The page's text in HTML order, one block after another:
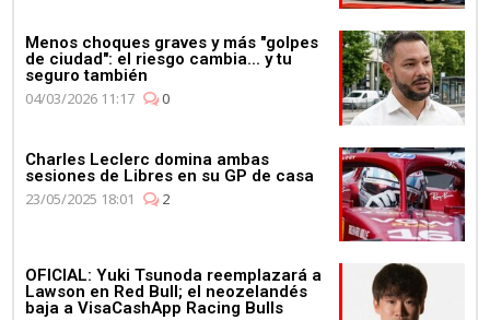
Menos choques graves y más "golpes
de ciudad": el riesgo cambia... y tu
seguro también
04/03/2026 11:17
0
Charles Leclerc domina ambas
sesiones de Libres en su GP de casa
23/05/2025 18:01
2
OFICIAL: Yuki Tsunoda reemplazará a
Lawson en Red Bull; el neozelandés
baja a VisaCashApp Racing Bulls